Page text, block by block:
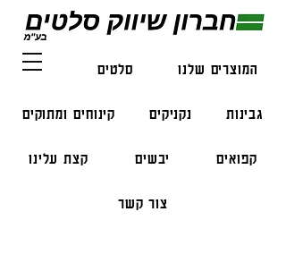
המוצרים שלנו סלטים דגים
גבינות נקניקים קינוחים ומתוקים
קפואים יבשים קצת עלינו
צור קשר